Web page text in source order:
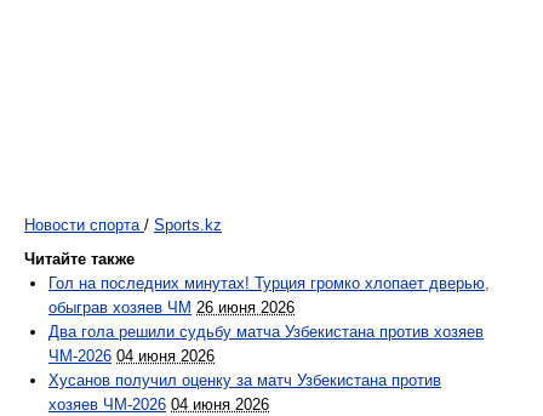
Новости спорта / Sports.kz
Читайте также
Гол на последних минутах! Турция громко хлопает дверью,
обыграв хозяев ЧМ 26 июня 2026
Два гола решили судьбу матча Узбекистана против хозяев
ЧМ-2026 04 июня 2026
Хусанов получил оценку за матч Узбекистана против
хозяев ЧМ-2026 04 июня 2026